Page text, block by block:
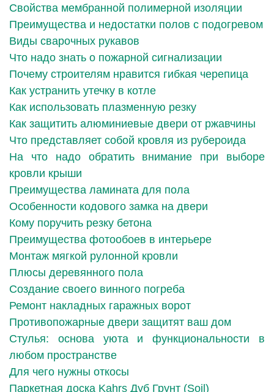
Свойства мембранной полимерной изоляции
Преимущества и недостатки полов с подогревом
Виды сварочных рукавов
Что надо знать о пожарной сигнализации
Почему строителям нравится гибкая черепица
Как устранить утечку в котле
Как использовать плазменную резку
Как защитить алюминиевые двери от ржавчины
Что представляет собой кровля из рубероида
На что надо обратить внимание при выборе
кровли крыши
Преимущества ламината для пола
Особенности кодового замка на двери
Кому поручить резку бетона
Преимущества фотообоев в интерьере
Монтаж мягкой рулонной кровли
Плюсы деревянного пола
Создание своего винного погреба
Ремонт накладных гаражных ворот
Противопожарные двери защитят ваш дом
Стулья: основа уюта и функциональности в
любом пространстве
Для чего нужны откосы
Паркетная доска Kahrs Дуб Грунт (Soil)